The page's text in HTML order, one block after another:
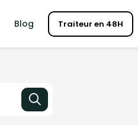
Blog Traiteur en 48H